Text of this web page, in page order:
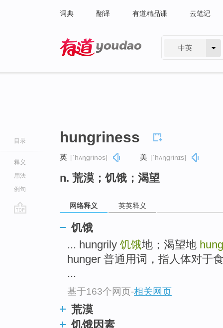
词典 翻译 有道精品课 云笔记
中英
目录
释义
用法
例句
hungriness
英 [ˈhʌŋɡrinəs] 美 [ˈhʌŋɡrinɪs]
n. 荒漠；饥饿；渴望
网络释义 英英释义
饥饿
... hungrily 饥饿地；渴望地
hunger 普通用词，指人体对于
...
基于163个网页-相关网页
荒漠
饥饿因素